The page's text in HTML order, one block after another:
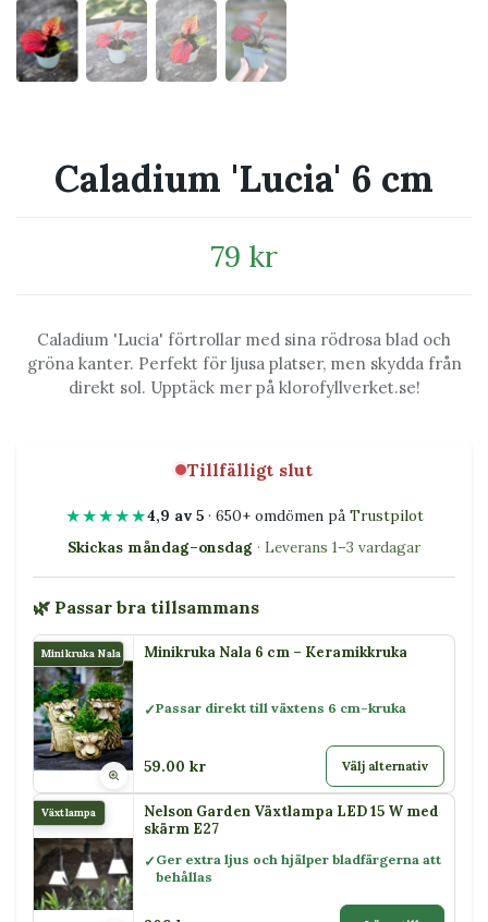
Caladium 'Lucia' 6 cm
79 kr
Caladium 'Lucia' förtrollar med sina rödrosa blad och
gröna kanter. Perfekt för ljusa platser, men skydda från
direkt sol. Upptäck mer på klorofyllverket.se!
Tillfälligt slut
★★★★★4,9 av 5· 650+ omdömen på Trustpilot
Skickas måndag–onsdag · Leverans 1–3 vardagar
🌿 Passar bra tillsammans
Minikruka Nala Minikruka Nala 6 cm – Keramikkruka
Passar direkt till växtens 6 cm-kruka
59.00 kr Välj alternativ
Växtlampa
Nelson Garden Växtlampa LED 15 W med
skärm E27
Ger extra ljus och hjälper bladfärgerna att
behållas